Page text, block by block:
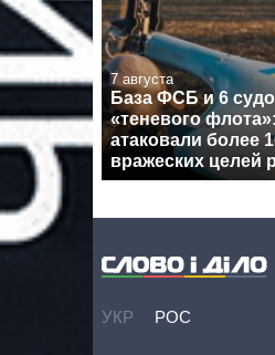
7 августа
База ФСБ и 6
«теневого
атаковали более
вражеских целей
УКР РОС